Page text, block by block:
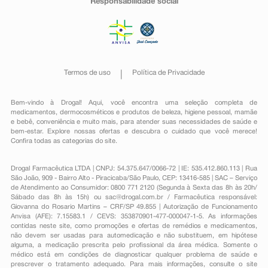
Responsabilidade social
Termos de uso Política de Privacidade
Bem-vindo à Drogal! Aqui, você encontra uma seleção completa de
medicamentos , dermocosméticos e produtos de beleza, higiene pessoal ,mamãe
e bebê, conveniênciae muito mais, para atender suas necessidades de saúde e
bem-estar. Explore nossas ofertas e descubra o cuidado que você merece!
Confira todas as categorias do site.
Drogal Farmacêutica LTDA | CNPJ: 54.375.647/0066-72 | IE: 535.412.860.113 | Rua
São João, 909 - Bairro Alto - Piracicaba/São Paulo, CEP: 13416-585 | SAC – Serviço
de Atendimento ao Consumidor: 0800 771 2120 (Segunda à Sexta das 8h às 20h/
Sábado das 8h às 15h) ou sac@drogal.com.br/ Farmacêutica responsável:
Giovanna do Rosario Martins – CRF/SP 49.855 | Autorização de Funcionamento
Anvisa (AFE): 7.15583.1 / CEVS: 353870901-477-000047-1-5. As informações
contidas neste site, como promoções e ofertas de remédios e medicamentos,
não devem ser usadas para automedicação e não substituem, em hipótese
alguma, a medicação prescrita pelo profissional da área médica. Somente o
médico está em condições de diagnosticar qualquer problema de saúde e
prescrever o tratamento adequado. Para mais informações, consulte o site